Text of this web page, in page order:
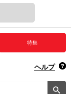
音からさがす
特集
ヘルプ